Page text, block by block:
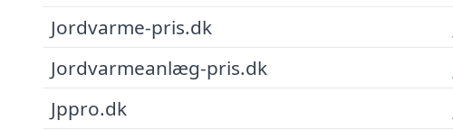
Jordvarme-pris.dk
Jordvarmeanlæg-pris.dk
Jppro.dk